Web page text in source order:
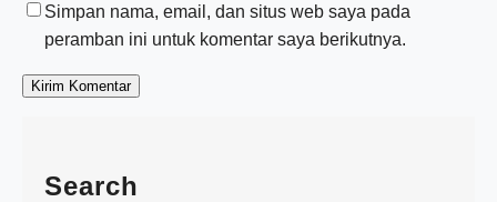
Simpan nama, email, dan situs web saya pada
peramban ini untuk komentar saya berikutnya.
Search